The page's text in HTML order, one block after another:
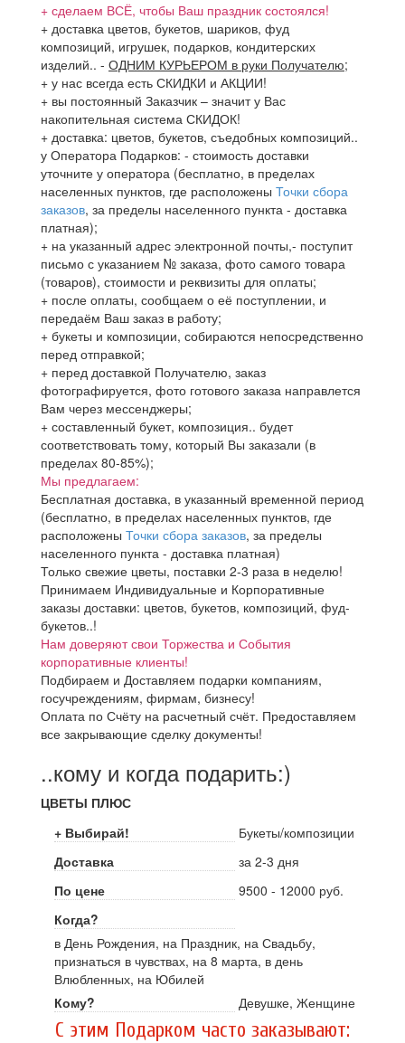
+ сделаем ВСЁ, чтобы Ваш праздник состоялся!
+ доставка цветов, букетов, шариков, фуд
композиций, игрушек, подарков, кондитерских
изделий.. - ОДНИМ КУРЬЕРОМ в руки Получателю;
+ у нас всегда есть СКИДКИ и АКЦИИ!
+ вы постоянный Заказчик – значит у Вас
накопительная система СКИДОК!
+ доставка: цветов, букетов, съедобных композиций..
у Оператора Подарков: - стоимость доставки
уточните у оператора (бесплатно, в пределах
населенных пунктов, где расположены Точки сбора
заказов, за пределы населенного пункта - доставка
платная);
+ на указанный адрес электронной почты,- поступит
письмо с указанием № заказа, фото самого товара
(товаров), стоимости и реквизиты для оплаты;
+ после оплаты, сообщаем о её поступлении, и
передаём Ваш заказ в работу;
+ букеты и композиции, собираются непосредственно
перед отправкой;
+ перед доставкой Получателю, заказ
фотографируется, фото готового заказа направлется
Вам через мессенджеры;
+ составленный букет, композиция.. будет
соответствовать тому, который Вы заказали (в
пределах 80-85%);
Мы предлагаем:
Бесплатная доставка, в указанный временной период
(бесплатно, в пределах населенных пунктов, где
расположены Точки сбора заказов, за пределы
населенного пункта - доставка платная)
Только свежие цветы, поставки 2-3 раза в неделю!
Принимаем Индивидуальные и Корпоративные
заказы доставки: цветов, букетов, композиций, фуд-
букетов..!
Нам доверяют свои Торжества и События
корпоративные клиенты!
Подбираем и Доставляем подарки компаниям,
госучреждениям, фирмам, бизнесу!
Оплата по Счёту на расчетный счёт. Предоставляем
все закрывающие сделку документы!
..кому и когда подарить:)
ЦВЕТЫ ПЛЮС
+ Выбирай!
Букеты/композиции
Доставка
за 2-3 дня
По цене
9500 - 12000 руб.
Когда?
в День Рождения, на Праздник, на Свадьбу,
признаться в чувствах, на 8 марта, в день
Влюбленных, на Юбилей
Кому?
Девушке, Женщине
C этим Подарком часто заказывают: